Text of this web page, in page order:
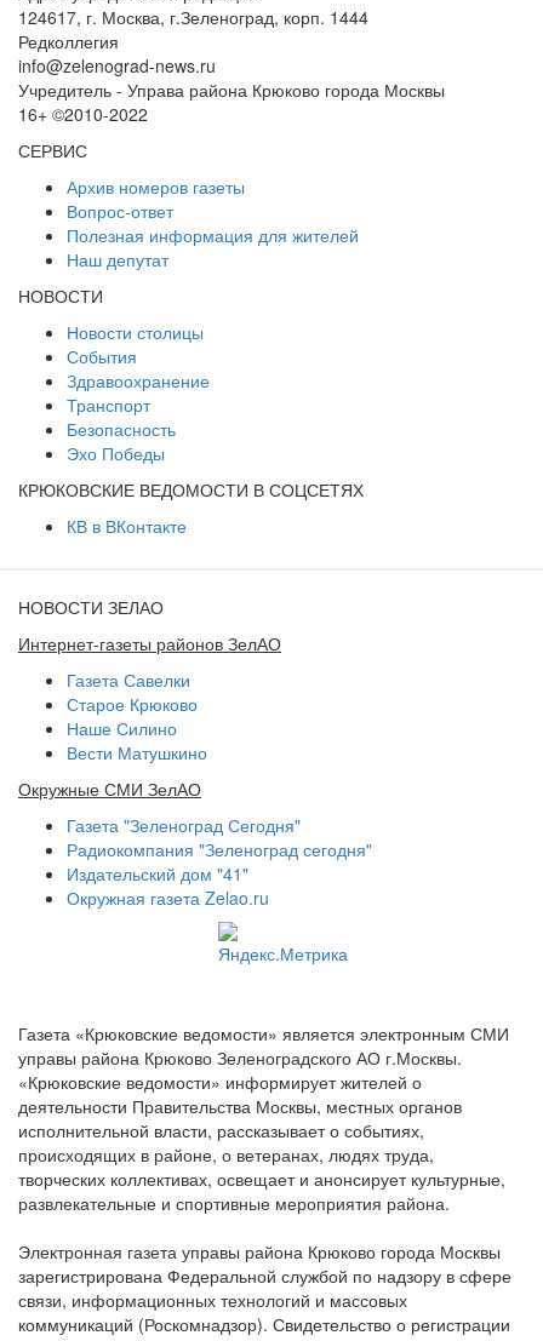
124617, г. Москва, г.Зеленоград, корп. 1444
Редколлегия
info@zelenograd-news.ru
Учредитель - Управа района Крюково города Москвы
16+ ©2010-2022
СЕРВИС
Архив номеров газеты
Вопрос-ответ
Полезная информация для жителей
Наш депутат
НОВОСТИ
Новости столицы
События
Здравоохранение
Транспорт
Безопасность
Эхо Победы
КРЮКОВСКИЕ ВЕДОМОСТИ В СОЦСЕТЯХ
КВ в ВКонтакте
НОВОСТИ ЗЕЛАО
Интернет-газеты районов ЗелАО
Газета Савелки
Старое Крюково
Наше Силино
Вести Матушкино
Окружные СМИ ЗелАО
Газета "Зеленоград Сегодня"
Радиокомпания "Зеленоград сегодня"
Издательский дом "41"
Окружная газета Zelao.ru
Газета «Крюковские ведомости» является электронным СМИ
управы района Крюково Зеленоградского АО г.Москвы.
«Крюковские ведомости» информирует жителей о
деятельности Правительства Москвы, местных органов
исполнительной власти, рассказывает о событиях,
происходящих в районе, о ветеранах, людях труда,
творческих коллективах, освещает и анонсирует культурные,
развлекательные и спортивные мероприятия района.
Электронная газета управы района Крюково города Москвы
зарегистрирована Федеральной службой по надзору в сфере
связи, информационных технологий и массовых
коммуникаций (Роскомнадзор). Свидетельство о регистрации